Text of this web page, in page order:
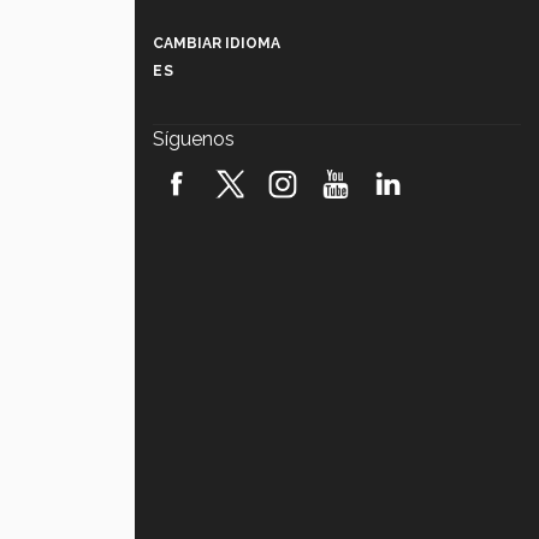
robótica FIRST 2026! (video)
CAMBIAR IDIOMA
ES
Síguenos